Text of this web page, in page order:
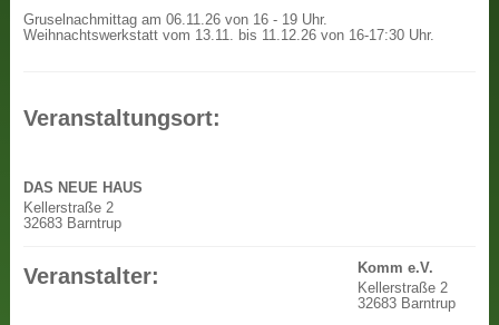
Gruselnachmittag am 06.11.26 von 16 - 19 Uhr.
Weihnachtswerkstatt vom 13.11. bis 11.12.26 von 16-17:30 Uhr.
Veranstaltungsort:
DAS NEUE HAUS
Kellerstraße 2
32683 Barntrup
Veranstalter:
Komm e.V.
Kellerstraße 2
32683 Barntrup